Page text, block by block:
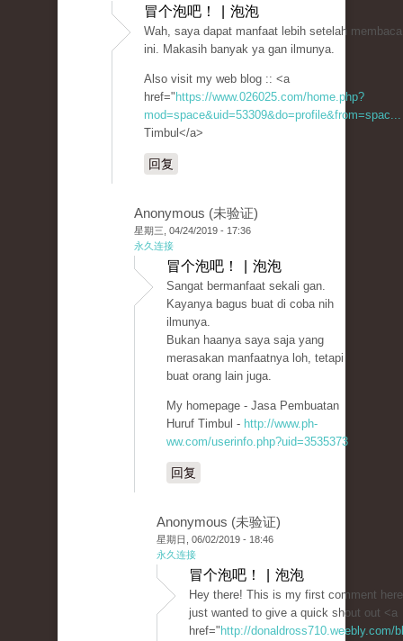
冒个泡吧！ | 泡泡
Wah, saya dapat manfaat lebih setelah
ini. Makasih banyak ya gan ilmunya.
Also visit my web blog :: <a
href=" https://www.026025.com/home.php?
mod=space&uid=53309&do=profile&from=spac...
Timbul</a>
回复
Anonymous (未验证)
星期三, 04/24/2019 - 17:36
永久连接
冒个泡吧！ | 泡泡
Sangat bermanfaat sekali gan.
Kayanya bagus buat di coba nih
ilmunya.
Bukan haanya saya saja yang
merasakan manfaatnya loh, tetapi
buat orang lain juga.
My homepage - Jasa Pembuatan
Huruf Timbul - http://www.ph-
ww.com/userinfo.php?uid=3535373
回复
Anonymous (未验证)
星期日, 06/02/2019 - 18:46
永久连接
冒个泡吧！ | 泡泡
Hey there! This is my first comment
just wanted to give a quick shout out <a
href=" http://donaldross710.weebly.com/